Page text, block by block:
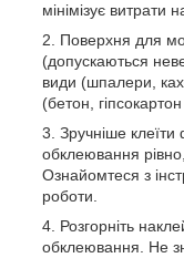
мінімізує витрати
Поверхня для
(допускаються
види (шпалери,
(бетон, гіпсокартон
Зручніше
обклеювання
Ознайомтеся з
роботи.
Розгорніть
обклеювання. Не